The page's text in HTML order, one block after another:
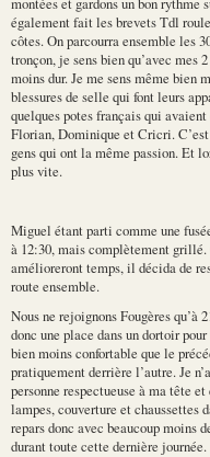
également fait les brevets Tdl
côtes. On parcourra ensemble les
tronçon, je sens bien qu’avec mes
moins dur. Je me sens même bien
blessures de selle qui font leurs
quelques potes français qui
Florian, Dominique et Cricri.
gens qui ont la même passion. Et
plus vite.
Miguel étant parti comme une
à 12:30, mais complètement
amélioreront temps, il décida de
route ensemble.
Nous ne rejoignons Fougères qu’à
donc une place dans un dortoir
bien moins confortable que le
pratiquement derrière l’autre. Je
personne respectueuse à ma tête
lampes, couverture et
repars donc avec beaucoup moins
durant toute cette dernière journée.